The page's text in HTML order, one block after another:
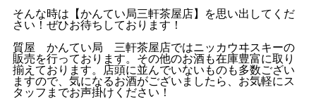
そんな時は【かんてい局三軒茶屋店】を思い出してくだ
さい！ぜひお待ちしております！
質屋 かんてい局 三軒茶屋店ではニッカウヰスキーの
販売を行っております。その他のお酒も在庫豊富に取り
揃えております。店頭に並んでいないものも多数ござい
ますので、気になるお酒がございましたら、お気軽にス
タッフまでお声掛けください！